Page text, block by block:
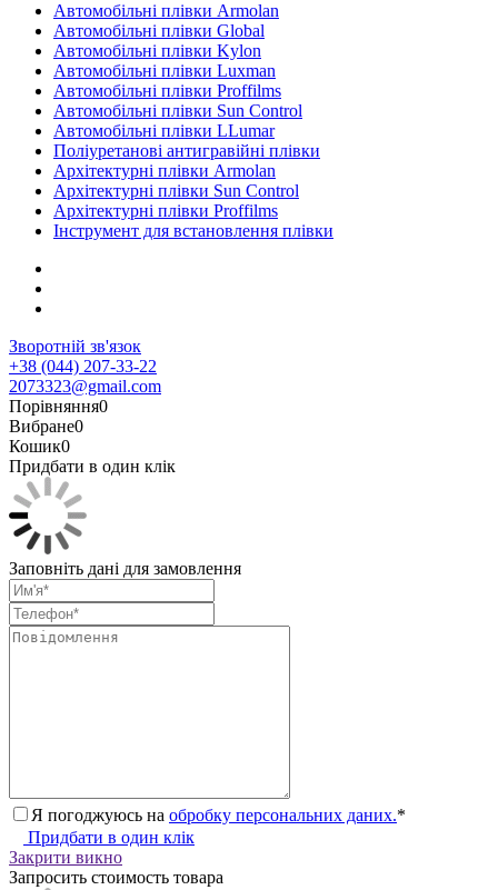
Автомобільні плівки Armolan
Автомобільні плівки Global
Автомобільні плівки Kylon
Автомобільні плівки Luxman
Автомобільні плівки Proffilms
Автомобільні плівки Sun Control
Автомобільні плівки LLumar
Поліуретанові антигравійні плівки
Архітектурні плівки Armolan
Архітектурні плівки Sun Control
Архітектурні плівки Proffilms
Інструмент для встановлення плівки
Зворотній зв'язок
+38 (044) 207-33-22
2073323@gmail.com
Порівняння0
Вибране0
Кошик0
Придбати в один клік
Заповніть дані для замовлення
Я погоджуюсь на обробку персональних даних.*
Придбати в один клік
Закрити викно
Запросить стоимость товара